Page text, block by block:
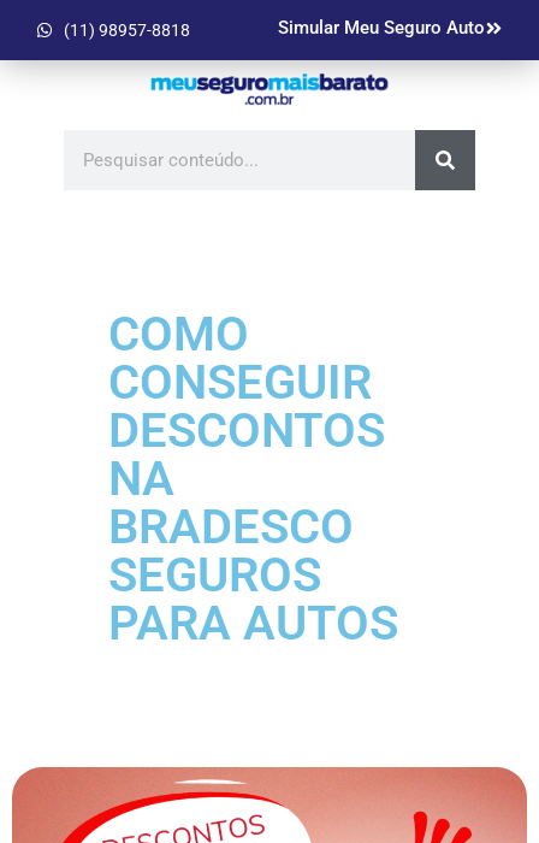
(11) 98957-8818 Simular Meu Seguro Auto
COMO
CONSEGUIR
DESCONTOS
NA
BRADESCO
SEGUROS
PARA AUTOS